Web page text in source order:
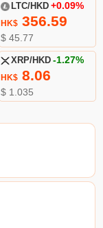
LTC/HKD +0.09%
HK$356.59
$ 45.77
XRP/HKD -1.27%
HK$8.06
$ 1.035